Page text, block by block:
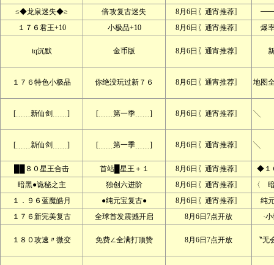
≤◆龙泉迷失◆≥ 倍攻复古迷失 8月6日〖通宵推荐〗
━━
１７６君王+10
小极品+10 8月6日〖通宵推荐〗 爆
tq沉默 金币版 8月6日〖通宵推荐〗
１７６特色小极品 你绝没玩过新７６ 8月6日〖通宵推荐〗 地图
[﹍﹍新仙剑﹍﹍] [﹍﹍第一季﹍﹍] 8月6日〖通宵推荐〗 ╲
[﹍﹍新仙剑﹍﹍] [﹍﹍第一季﹍﹍] 8月6日〖通宵推荐〗 ╲
██８０星王合击 首站█星王＋１ 8月6日〖通宵推荐〗
◆１
暗黑●诡秘之主
独创六进阶 8月6日〖通宵推荐〗
〈
１．９６蓝魔皓月
●纯元宝复古● 8月6日〖通宵推荐〗
纯
１７６新完美复古
全球首发震撼开启 8月6日7点开放 ·
１８０攻速〃微变 免费∠全满打顶赞 8月6日7点开放 〝